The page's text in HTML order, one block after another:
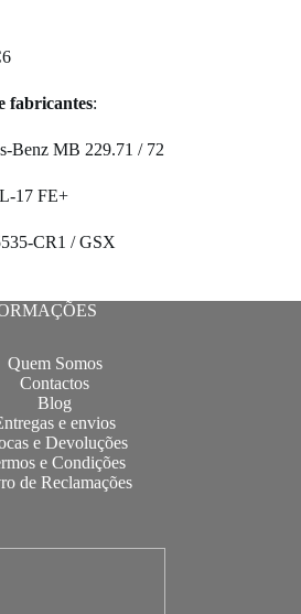
fabricantes:
Benz MB 229.71 / 72
17 FE+
CR1 / GSX
Quem Somos
Contactos
Blog
e envios
e Devoluções
e Condições
de Reclamações